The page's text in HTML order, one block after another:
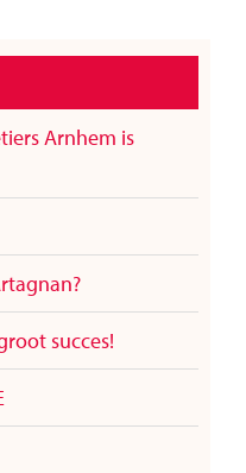
Arnhem is
succes!